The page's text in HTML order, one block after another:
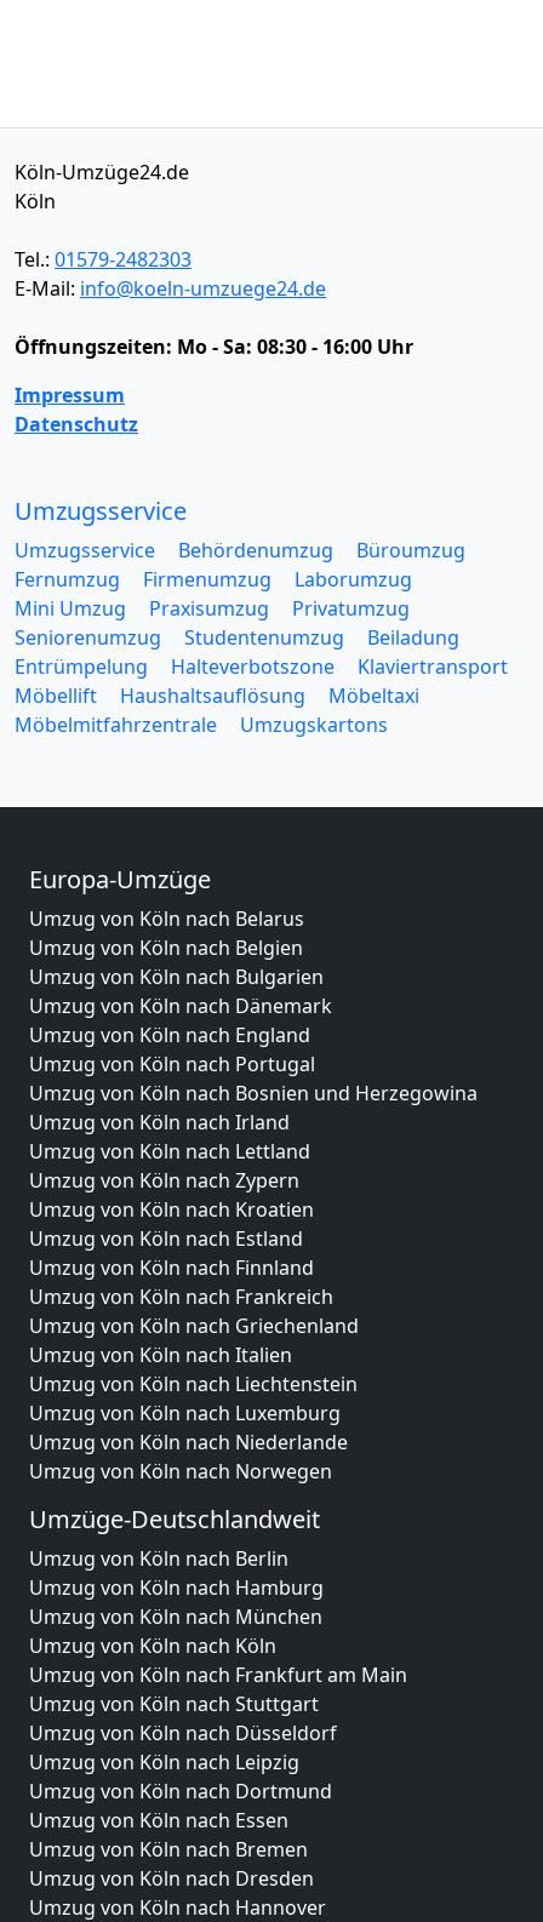
Köln-Umzüge24.de
Köln
Tel.: 01579-2482303
E-Mail: info@koeln-umzuege24.de
Öffnungszeiten: Mo - Sa: 08:30 - 16:00 Uhr
Impressum
Datenschutz
Umzugsservice
Umzugsservice Behördenumzug
Büroumzug
Fernumzug
Firmenumzug
Laborumzug
Mini Umzug
Praxisumzug
Privatumzug
Seniorenumzug
Studentenumzug
Beiladung
Entrümpelung
Halteverbotszone
Klaviertransport
Möbellift
Haushaltsauflösung
Möbeltaxi
Möbelmitfahrzentrale
Umzugskartons
Europa-Umzüge
Umzug von Köln nach Belarus
Umzug von Köln nach Belgien
Umzug von Köln nach Bulgarien
Umzug von Köln nach Dänemark
Umzug von Köln nach England
Umzug von Köln nach Portugal
Umzug von Köln nach Bosnien und Herzegowina
Umzug von Köln nach Irland
Umzug von Köln nach Lettland
Umzug von Köln nach Zypern
Umzug von Köln nach Kroatien
Umzug von Köln nach Estland
Umzug von Köln nach Finnland
Umzug von Köln nach Frankreich
Umzug von Köln nach Griechenland
Umzug von Köln nach Italien
Umzug von Köln nach Liechtenstein
Umzug von Köln nach Luxemburg
Umzug von Köln nach Niederlande
Umzug von Köln nach Norwegen
Umzüge-Deutschlandweit
Umzug von Köln nach Berlin
Umzug von Köln nach Hamburg
Umzug von Köln nach München
Umzug von Köln nach Köln
Umzug von Köln nach Frankfurt am Main
Umzug von Köln nach Stuttgart
Umzug von Köln nach Düsseldorf
Umzug von Köln nach Leipzig
Umzug von Köln nach Dortmund
Umzug von Köln nach Essen
Umzug von Köln nach Bremen
Umzug von Köln nach Dresden
Umzug von Köln nach Hannover